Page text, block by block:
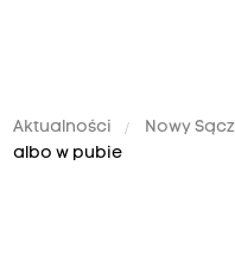
Aktualności Nowy Sącz
albo w pubie